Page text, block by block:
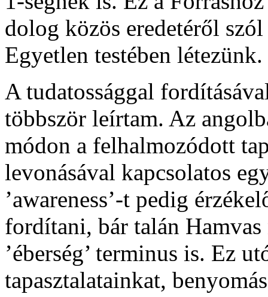
dolog közös eredetéről
Egyetlen testében létezünk.
A tudatossággal
többször leírtam. Az
módon a felhalmozódott
levonásával kapcsolatos
’awareness’-t pedig
fordítani, bár talán
’éberség’ terminus is. Ez
tapasztalatainkat,